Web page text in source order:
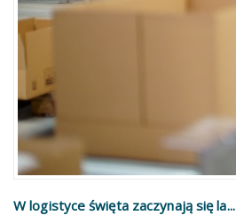
W logistyce święta zaczynają się la...